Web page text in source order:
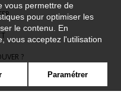
?
vous permettre de
pour optimiser les
le contenu. En
vous acceptez l'utilisation
Paramétrer